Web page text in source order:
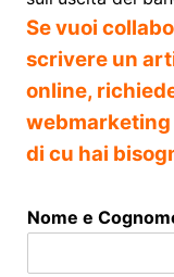
Se vuoi
scrivere un
online,
webmarketing
di cu hai
Nome e